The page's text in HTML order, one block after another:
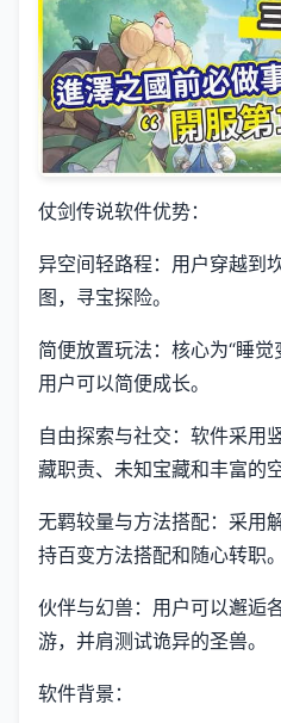
仗剑传说软件优势：
异空间轻路程：用户穿越到
图，寻宝探险。
简便放置玩法：核心为“睡
用户可以简便成长。
自由探索与社交：软件采用
藏职责、未知宝藏和丰富的
无羁较量与方法搭配：采用
持百变方法搭配和随心转职。
伙伴与幻兽：用户可以邂逅
游，并肩测试诡异的圣兽。
软件背景：